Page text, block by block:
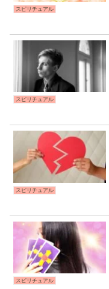
スピリチュアル
スピリチュアル
スピリチュアル
スピリチュアル